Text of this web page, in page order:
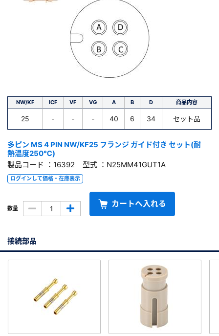
NW/KF ICF VF VG A B D 商品内容
25 - - - 40 6 34 セット品
多ピン MS 4 PIN NW/KF25 フランジ ガイド付き セット(耐
熱温度250℃)
製品コード ：16392 型式 ：N25MM41GUT1A
ログインして価格・在庫表示
数量 カートへ入れる
接続部品